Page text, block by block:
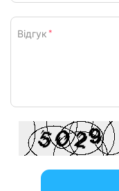
Відгук *